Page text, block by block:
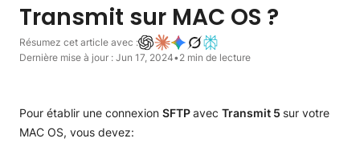
Transmit sur MAC OS ?
Résumez cet article avec :
Dernière mise à jour : Jun 17, 2024•2 min de lecture
Pour établir une connexion SFTPavec Transmit 5 sur votre
MAC OS, vous devez: